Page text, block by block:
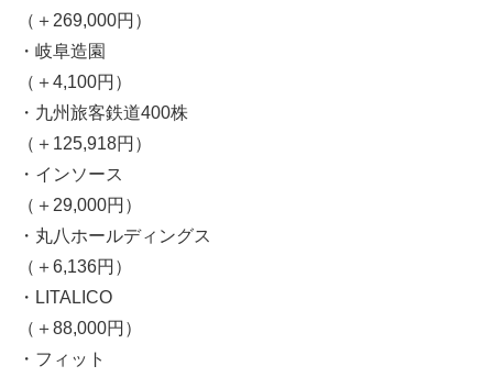
（＋269,000円）
・岐阜造園
（＋4,100円）
・九州旅客鉄道400株
（＋125,918円）
・インソース
（＋29,000円）
・丸八ホールディングス
（＋6,136円）
・LITALICO
（＋88,000円）
・フィット